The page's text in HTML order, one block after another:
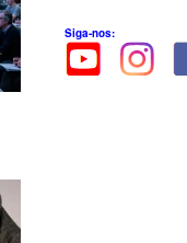
Siga-nos: